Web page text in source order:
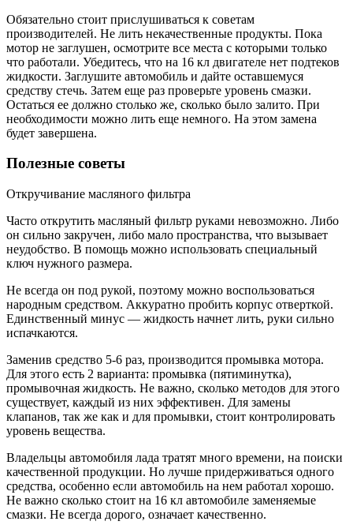
Обязательно стоит прислушиваться к советам
производителей. Не лить некачественные продукты. Пока
мотор не заглушен, осмотрите все места с которыми только
что работали. Убедитесь, что на 16 кл двигателе нет подтеков
жидкости. Заглушите автомобиль и дайте оставшемуся
средству стечь. Затем еще раз проверьте уровень смазки.
Остаться ее должно столько же, сколько было залито. При
необходимости можно лить еще немного. На этом замена
будет завершена.
Полезные советы
Откручивание масляного фильтра
Часто открутить масляный фильтр руками невозможно. Либо
он сильно закручен, либо мало пространства, что вызывает
неудобство. В помощь можно использовать специальный
ключ нужного размера.
Не всегда он под рукой, поэтому можно воспользоваться
народным средством. Аккуратно пробить корпус отверткой.
Единственный минус — жидкость начнет лить, руки сильно
испачкаются.
Заменив средство 5-6 раз, производится промывка мотора.
Для этого есть 2 варианта: промывка (пятиминутка),
промывочная жидкость. Не важно, сколько методов для этого
существует, каждый из них эффективен. Для замены
клапанов, так же как и для промывки, стоит контролировать
уровень вещества.
Владельцы автомобиля лада тратят много времени, на поиски
качественной продукции. Но лучше придерживаться одного
средства, особенно если автомобиль на нем работал хорошо.
Не важно сколько стоит на 16 кл автомобиле заменяемые
смазки. Не всегда дорого, означает качественно.